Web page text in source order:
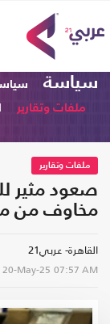
سياسة
ملفات وتقارير
ملفات وتقارير
صعود مثير
مخاوف من
القاهرة- عربي21
20-May-25 07:57 AM